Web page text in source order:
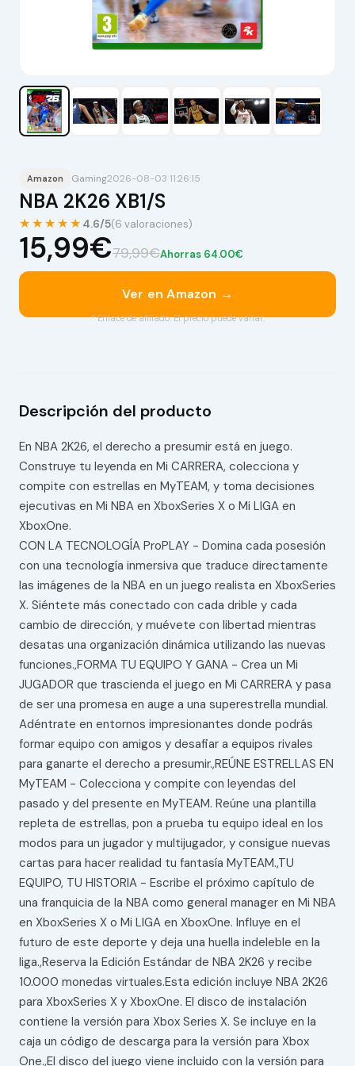
Amazon Gaming2026-08-03 11:26:15
NBA 2K26 XB1/S
★★★★★ 4.6/5(6 valoraciones)
15,99€79,99€Ahorras 64.00€
Ver en Amazon →
* Enlace de afiliado. El precio puede variar.
Descripción del producto
En NBA 2K26, el derecho a presumir está en juego.
Construye tu leyenda en Mi CARRERA, colecciona y
compite con estrellas en MyTEAM, y toma decisiones
ejecutivas en Mi NBA en XboxSeries X o Mi LIGA en
XboxOne.
CON LA TECNOLOGÍA ProPLAY - Domina cada posesión
con una tecnología inmersiva que traduce directamente
las imágenes de la NBA en un juego realista en XboxSeries
X. Siéntete más conectado con cada drible y cada
cambio de dirección, y muévete con libertad mientras
desatas una organización dinámica utilizando las nuevas
funciones.,FORMA TU EQUIPO Y GANA - Crea un Mi
JUGADOR que trascienda el juego en Mi CARRERA y pasa
de ser una promesa en auge a una superestrella mundial.
Adéntrate en entornos impresionantes donde podrás
formar equipo con amigos y desafiar a equipos rivales
para ganarte el derecho a presumir.,REÚNE ESTRELLAS EN
MyTEAM - Colecciona y compite con leyendas del
pasado y del presente en MyTEAM. Reúne una plantilla
repleta de estrellas, pon a prueba tu equipo ideal en los
modos para un jugador y multijugador, y consigue nuevas
cartas para hacer realidad tu fantasía MyTEAM.,TU
EQUIPO, TU HISTORIA - Escribe el próximo capítulo de
una franquicia de la NBA como general manager en Mi NBA
en XboxSeries X o Mi LIGA en XboxOne. Influye en el
futuro de este deporte y deja una huella indeleble en la
liga.,Reserva la Edición Estándar de NBA 2K26 y recibe
10.000 monedas virtuales.Esta edición incluye NBA 2K26
para XboxSeries X y XboxOne. El disco de instalación
contiene la versión para Xbox Series X. Se incluye en la
caja un código de descarga para la versión para Xbox
One.,El disco del juego viene incluido con la versión para